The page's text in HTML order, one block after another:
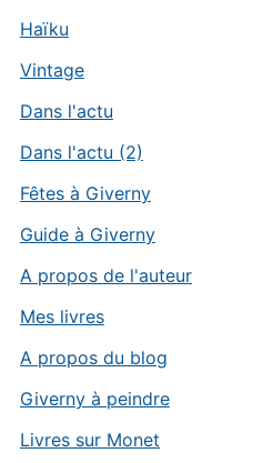
Haïku
Vintage
Dans l'actu
Dans l'actu (2)
Fêtes à Giverny
Guide à Giverny
A propos de l'auteur
Mes livres
A propos du blog
Giverny à peindre
Livres sur Monet